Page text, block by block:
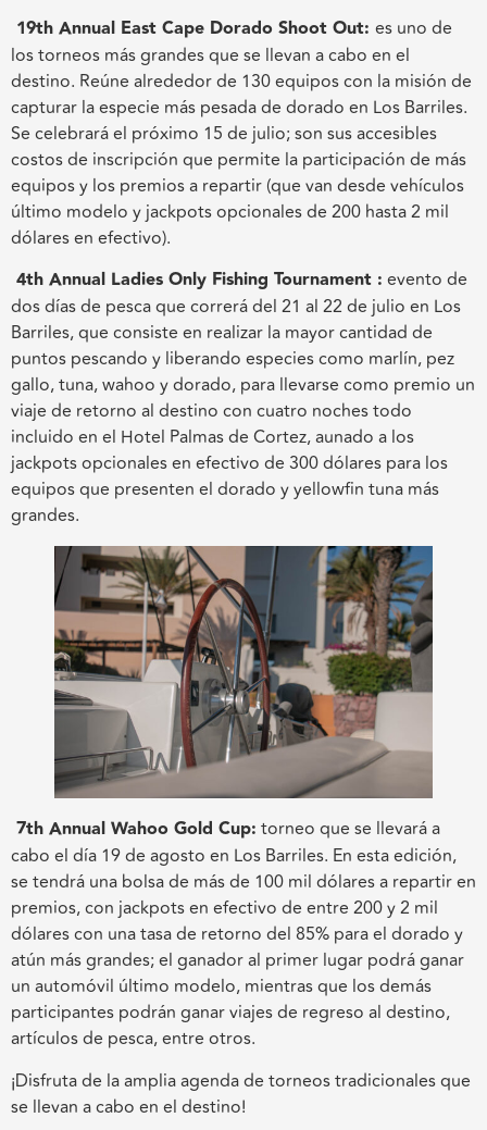
19th Annual East Cape Dorado Shoot Out: es uno de
los torneos más grandes que se llevan a cabo en el
destino. Reúne alrededor de 130 equipos con la misión de
capturar la especie más pesada de dorado en Los Barriles.
Se celebrará el próximo 15 de julio; son sus accesibles
costos de inscripción que permite la participación de más
equipos y los premios a repartir (que van desde vehículos
último modelo y jackpots opcionales de 200 hasta 2 mil
dólares en efectivo).
4th Annual Ladies Only Fishing Tournament : evento de
dos días de pesca que correrá del 21 al 22 de julio en Los
Barriles, que consiste en realizar la mayor cantidad de
puntos pescando y liberando especies como marlín, pez
gallo, tuna, wahoo y dorado, para llevarse como premio un
viaje de retorno al destino con cuatro noches todo
incluido en el Hotel Palmas de Cortez, aunado a los
jackpots opcionales en efectivo de 300 dólares para los
equipos que presenten el dorado y yellowfin tuna más
grandes.
7th Annual Wahoo Gold Cup: torneo que se llevará a
cabo el día 19 de agosto en Los Barriles. En esta edición,
se tendrá una bolsa de más de 100 mil dólares a repartir en
premios, con jackpots en efectivo de entre 200 y 2 mil
dólares con una tasa de retorno del 85% para el dorado y
atún más grandes; el ganador al primer lugar podrá ganar
un automóvil último modelo, mientras que los demás
participantes podrán ganar viajes de regreso al destino,
artículos de pesca, entre otros.
¡Disfruta de la amplia agenda de torneos tradicionales que
se llevan a cabo en el destino!